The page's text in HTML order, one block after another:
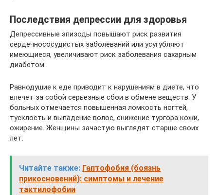
Последствия депрессии для здоровья
Депрессивные эпизоды повышают риск развития
сердечнососудистых заболеваний или усугубляют
имеющиеся, увеличивают риск заболевания сахарным
диабетом.
Равнодушие к еде приводит к нарушениям в диете, что
влечет за собой серьезные сбои в обмене веществ. У
больных отмечается повышенная ломкость ногтей,
тусклость и выпадение волос, снижение тургора кожи,
ожирение. Женщины зачастую выглядят старше своих
лет.
Читайте также: Гаптофобия (боязнь
прикосновений): симптомы и лечение
тактилофобии